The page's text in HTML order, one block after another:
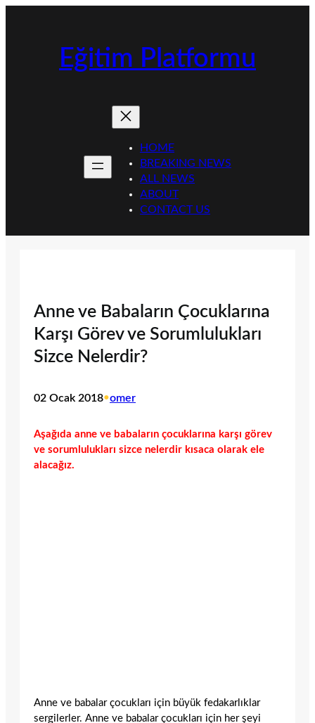
Eğitim Platformu
HOME
BREAKING NEWS
ALL NEWS
ABOUT
CONTACT US
Anne ve Babaların Çocuklarına
Karşı Görev ve Sorumlulukları
Sizce Nelerdir?
02 Ocak 2018•omer
Aşağıda anne ve babaların çocuklarına karşı görev
ve sorumlulukları sizce nelerdir kısaca olarak ele
alacağız.
Anne ve babalar çocukları için büyük fedakarlıklar
sergilerler. Anne ve babalar çocukları için her şeyi